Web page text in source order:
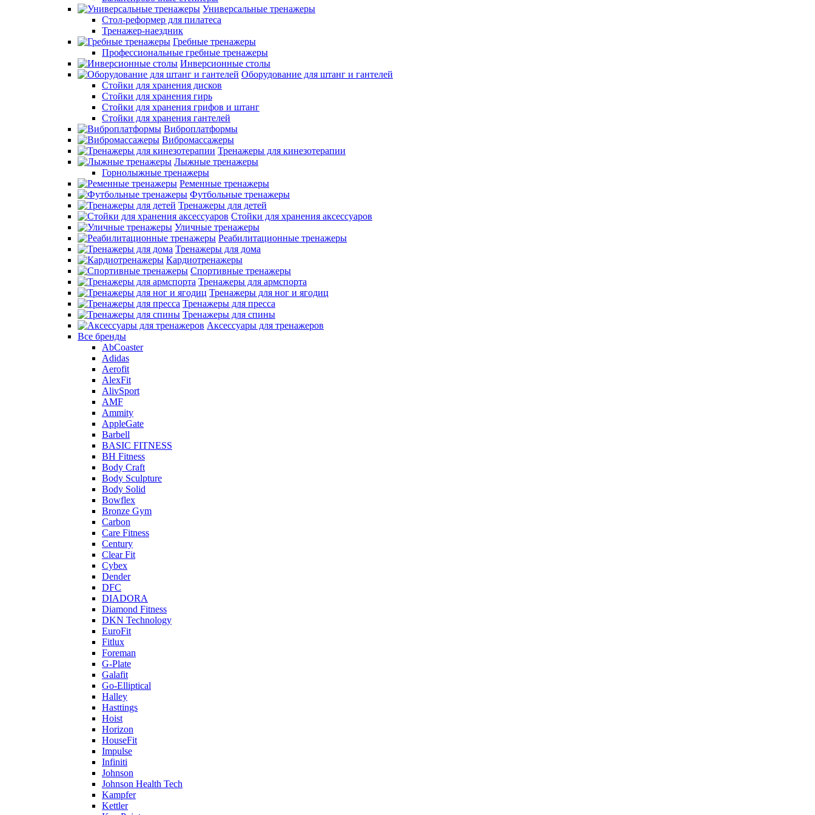
Универсальные тренажеры
Стол-реформер для пилатеса
Тренажер-наездник
Гребные тренажеры
Профессиональные гребные тренажеры
Инверсионные столы
Оборудование для штанг и гантелей
Стойки для хранения дисков
Стойки для хранения гирь
Стойки для хранения грифов и штанг
Стойки для хранения гантелей
Виброплатформы
Вибромассажеры
Тренажеры для кинезотерапии
Лыжные тренажеры
Горнолыжные тренажеры
Ременные тренажеры
Футбольные тренажеры
Тренажеры для детей
Стойки для хранения аксессуаров
Уличные тренажеры
Реабилитационные тренажеры
Тренажеры для дома
Кардиотренажеры
Спортивные тренажеры
Тренажеры для армспорта
Тренажеры для ног и ягодиц
Тренажеры для пресса
Тренажеры для спины
Аксессуары для тренажеров
Все бренды
AbCoaster
Adidas
Aerofit
AlexFit
AlivSport
AMF
Ammity
AppleGate
Barbell
BASIC FITNESS
BH Fitness
Body Craft
Body Sculpture
Body Solid
Bowflex
Bronze Gym
Carbon
Care Fitness
Century
Clear Fit
Cybex
Dender
DFC
DIADORA
Diamond Fitness
DKN Technology
EuroFit
Fitlux
Foreman
G-Plate
Galafit
Go-Elliptical
Halley
Hasttings
Hoist
Horizon
HouseFit
Impulse
Infiniti
Johnson
Johnson Health Tech
Kampfer
Kettler